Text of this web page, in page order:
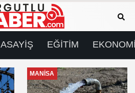
ASAYİŞ EĞİTİM
GÜNDEM